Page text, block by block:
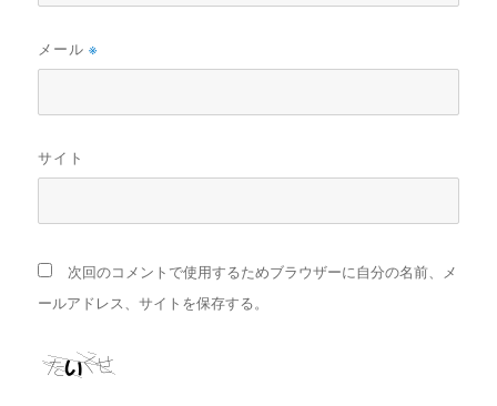
メール※
サイト
次回のコメントで使用するためブラウザーに自分の名前、メ
ールアドレス、サイトを保存する。